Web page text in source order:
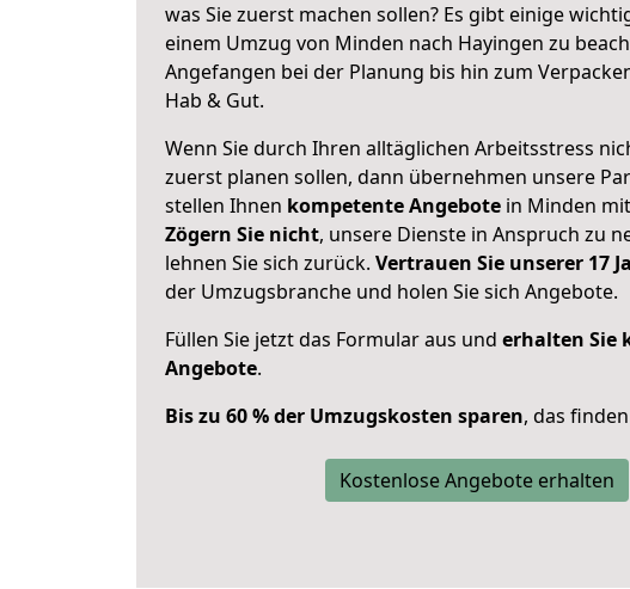
was Sie zuerst machen sollen? Es gibt einige
einem Umzug von Minden nach Hayingen zu
Angefangen bei der Planung bis hin zum
Hab & Gut.
Wenn Sie durch Ihren alltäglichen Arbeitsstress
zuerst planen sollen, dann übernehmen unsere
stellen Ihnen kompetente Angebote in Minden
Zögern Sie nicht, unsere Dienste in Anspruch zu
lehnen Sie sich zurück. Vertrauen Sie unserer 17
der Umzugsbranche und holen Sie sich Angebote.
Füllen Sie jetzt das Formular aus und erhalten Sie
Angebote.
Bis zu 60 % der Umzugskosten sparen, das
Kostenlose Angebote erhalten